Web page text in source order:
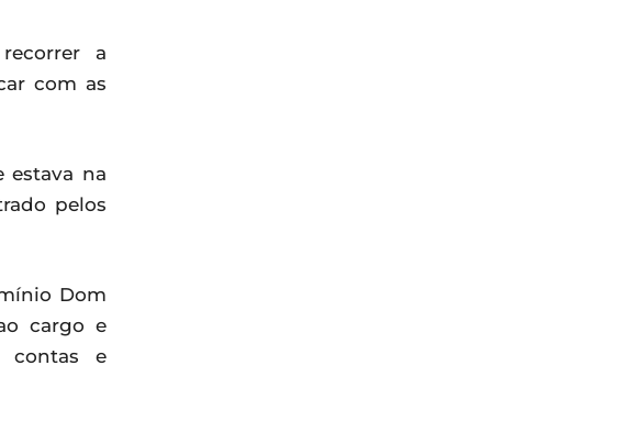
a
com as
estava na
pelos
Dom
cargo e
contas e